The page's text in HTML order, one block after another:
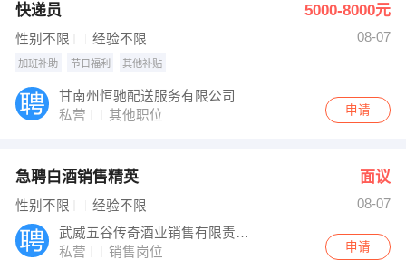
快递员 5000-8000元
性别不限 经验不限 08-07
加班补助 节日福利 其他补贴
甘南州恒驰配送服务有限公司
私营
其他职位 申请
急聘白酒销售精英 面议
性别不限 经验不限
08-07
武威五谷传奇酒业销售有限责任公司甘南分公司
私营
销售岗位 申请